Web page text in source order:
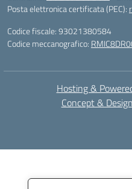
Posta elettronica certificata (PEC):
Codice fiscale: 93021380584
Codice meccanografico:
Hosting &
Concept &